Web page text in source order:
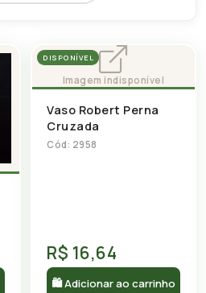
DISPONÍVEL
Vaso Robert Perna
Cruzada
Cód: 2958
R$ 16,64
🛍 Adicionar ao carrinho